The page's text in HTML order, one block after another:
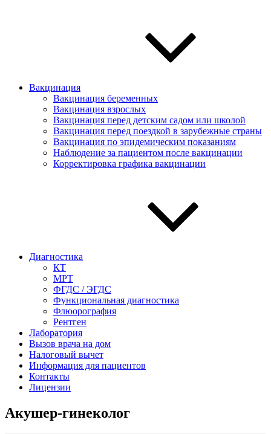
Вакцинация
Вакцинация беременных
Вакцинация взрослых
Вакцинация перед детским садом или школой
Вакцинация перед поездкой в зарубежные страны
Вакцинация по эпидемическим показаниям
Наблюдение за пациентом после вакцинации
Корректировка графика вакцинации
Диагностика
КТ
МРТ
ФГДС / ЭГДС
Функциональная диагностика
Флюорография
Рентген
Лаборатория
Вызов врача на дом
Налоговый вычет
Информация для пациентов
Контакты
Лицензии
Акушер-гинеколог